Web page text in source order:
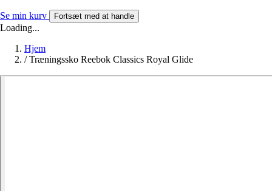
Se min kurv Fortsæt med at handle
Loading...
Hjem
/ Træningssko Reebok Classics Royal Glide